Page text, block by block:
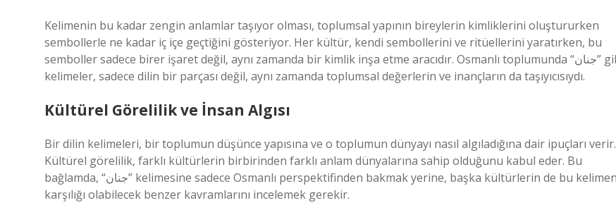
Kelimenin bu kadar zengin anlamlar taşıyor olması, toplumsal yapının bireylerin kimliklerini oluştururken
sembollerle ne kadar iç içe geçtiğini gösteriyor. Her kültür, kendi sembollerini ve ritüellerini yaratırken, bu
semboller sadece birer işaret değil, aynı zamanda bir kimlik inşa etme aracıdır. Osmanlı toplumunda “جنان” gibi
kelimeler, sadece dilin bir parçası değil, aynı zamanda toplumsal değerlerin ve inançların da taşıyıcısıydı.
Kültürel Görelilik ve İnsan Algısı
Bir dilin kelimeleri, bir toplumun düşünce yapısına ve o toplumun dünyayı nasıl algıladığına dair ipuçları verir.
Kültürel görelilik, farklı kültürlerin birbirinden farklı anlam dünyalarına sahip olduğunu kabul eder. Bu
bağlamda, “جنان” kelimesine sadece Osmanlı perspektifinden bakmak yerine, başka kültürlerin de bu kelimenin
karşılığı olabilecek benzer kavramlarını incelemek gerekir.